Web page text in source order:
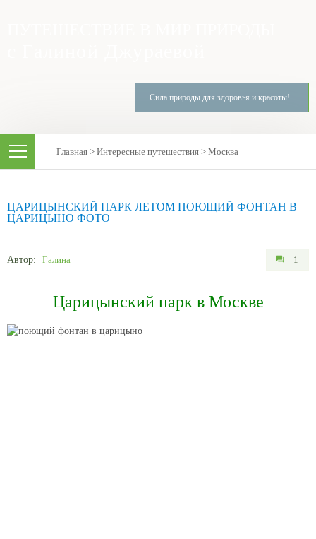
Сила природы для здоровья и красоты!
Главная > Интересные путешествия > Москва
ЦАРИЦЫНСКИЙ ПАРК ЛЕТОМ ПОЮЩИЙ ФОНТАН В
ЦАРИЦЫНО ФОТО
Автор: Галина 1
Царицынский парк в Москве